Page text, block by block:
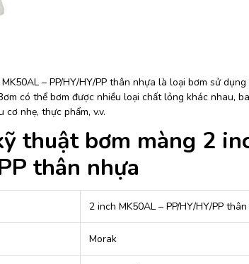
– PP/HY/HY/PP thân nhựa là loại bơm sử
có thể bơm được nhiều loại chất lỏng khác nhau,
cơ nhẹ, thực phẩm, v.v.
thuật bơm màng 2
thân nhựa
2 inch MK50AL – PP/HY/HY/PP
Morak